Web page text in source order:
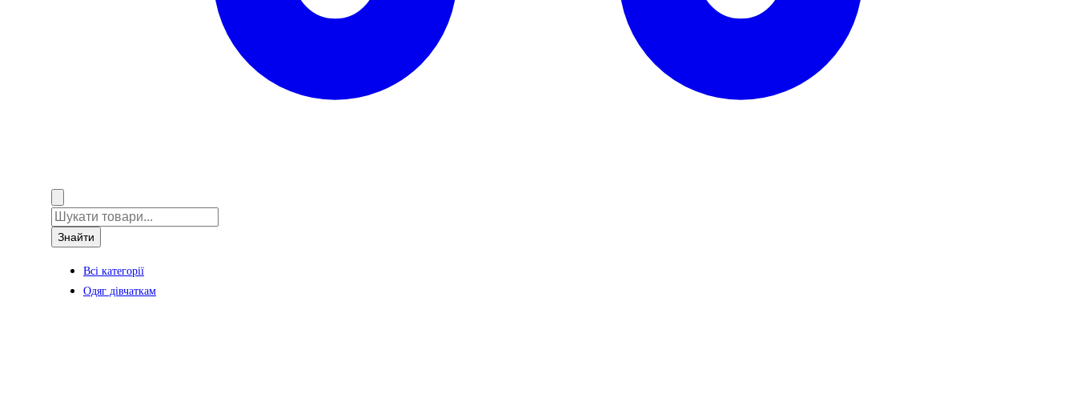
Знайти
Всі категорії
Одяг дівчаткам